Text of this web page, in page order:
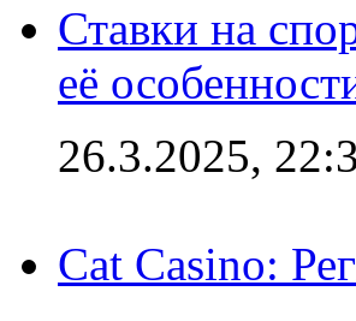
Ставки на
её
26.3.2025,
Cat Casino: